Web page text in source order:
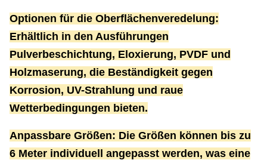
Optionen für die Oberflächenveredelung:
Erhältlich in den Ausführungen
Pulverbeschichtung, Eloxierung, PVDF und
Holzmaserung, die Beständigkeit gegen
Korrosion, UV-Strahlung und raue
Wetterbedingungen bieten.
Anpassbare Größen: Die Größen können bis zu
6 Meter individuell angepasst werden, was eine